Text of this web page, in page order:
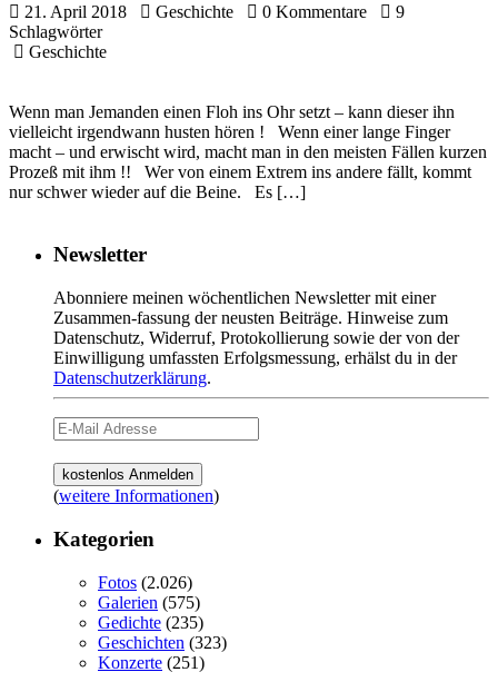
21. April 2018 Geschichte 0 Kommentare
9
Schlagwörter
Geschichte
Wenn man Jemanden einen Floh ins Ohr setzt – kann dieser ihn
vielleicht irgendwann husten hören ! Wenn einer lange Finger
macht – und erwischt wird, macht man in den meisten Fällen kurzen
Prozeß mit ihm !! Wer von einem Extrem ins andere fällt, kommt
nur schwer wieder auf die Beine. Es […]
Newsletter
Abonniere meinen wöchentlichen Newsletter mit einer
Zusammen-fassung der neusten Beiträge. Hinweise zum
Datenschutz, Widerruf, Protokollierung sowie der von der
Einwilligung umfassten Erfolgsmessung, erhälst du in der
Datenschutzerklärung.
(weitere Informationen)
Kategorien
Fotos (2.026)
Galerien (575)
Gedichte (235)
Geschichten (323)
Konzerte (251)